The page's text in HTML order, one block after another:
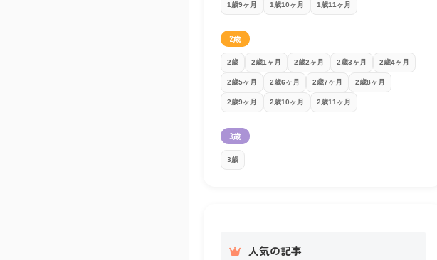
1歳9ヶ月 1歳10ヶ月 1歳11ヶ月
2歳
2歳 2歳1ヶ月 2歳2ヶ月 2歳3ヶ月 2歳4ヶ月
2歳5ヶ月 2歳6ヶ月 2歳7ヶ月 2歳8ヶ月
2歳9ヶ月 2歳10ヶ月 2歳11ヶ月
3歳
3歳
人気の記事